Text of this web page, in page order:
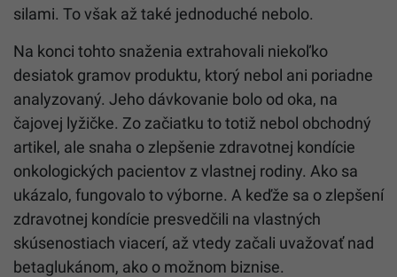
silami. To však až také jednoduché nebolo.
Na konci tohto snaženia extrahovali niekoľko
desiatok gramov produktu, ktorý nebol ani poriadne
analyzovaný. Jeho dávkovanie bolo od oka, na
čajovej lyžičke. Zo začiatku to totiž nebol obchodný
artikel, ale snaha o zlepšenie zdravotnej kondície
onkologických pacientov z vlastnej rodiny. Ako sa
ukázalo, fungovalo to výborne. A keďže sa o zlepšení
zdravotnej kondície presvedčili na vlastných
skúsenostiach viacerí, až vtedy začali uvažovať nad
betaglukánom, ako o možnom biznise.